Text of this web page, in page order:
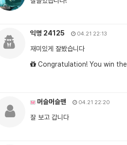
익명 24125 04.21 22:13
재미있게 잘봤습니다
Congratulation! You win the
머슬머슬맨 04.21 22:20
잘 보고 갑니다